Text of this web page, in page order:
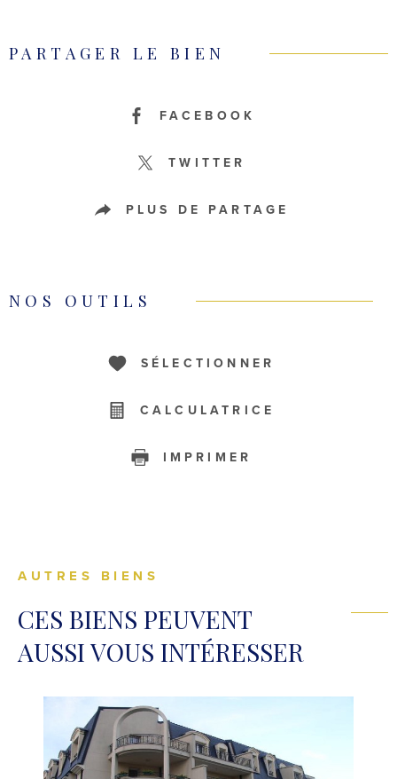
PARTAGER LE BIEN
FACEBOOK
TWITTER
PLUS DE PARTAGE
NOS OUTILS
SÉLECTIONNER
CALCULATRICE
IMPRIMER
AUTRES BIENS
CES BIENS PEUVENT
AUSSI VOUS INTÉRESSER